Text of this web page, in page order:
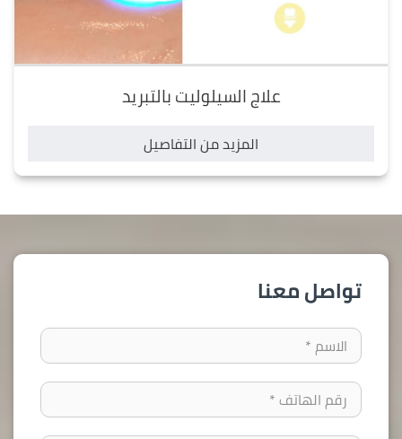
علاج السيلوليت بالتبريد
المزيد من التفاصيل
تواصل معنا